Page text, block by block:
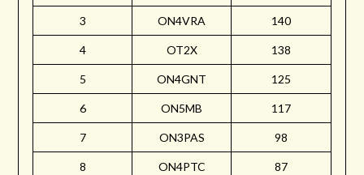
3 ON4VRA 140
4 OT2X 138
5 ON4GNT 125
6 ON5MB 117
7 ON3PAS 98
8 ON4PTC 87